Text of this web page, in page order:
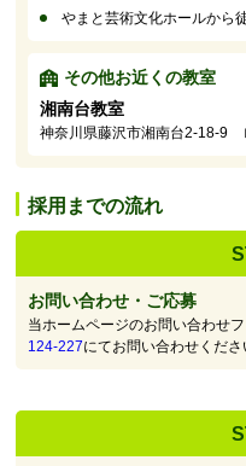
やまと芸術文化ホールから
その他お近くの教室
湘南台教室
神奈川県藤沢市湘南台2-18-9
採用までの流れ
お問い合わせ・ご応募
当ホームページのお問い合わせ
124-227にてお問い合わせくださ